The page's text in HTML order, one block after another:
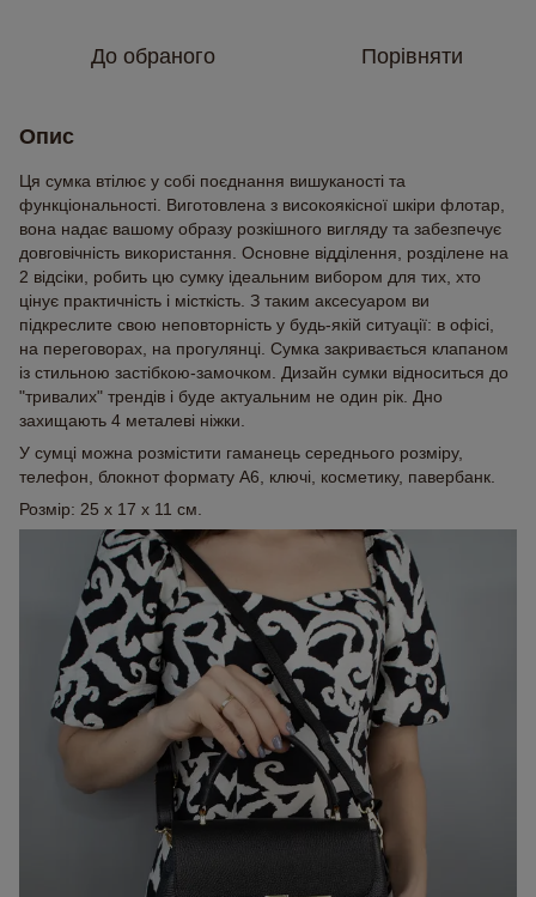
До обраного Порівняти
Опис
Ця сумка втілює у собі поєднання вишуканості та
функціональності. Виготовлена з високоякісної шкіри флотар,
вона надає вашому образу розкішного вигляду та забезпечує
довговічність використання. Основне відділення, розділене на
2 відсіки, робить цю сумку ідеальним вибором для тих, хто
цінує практичність і місткість. З таким аксесуаром ви
підкреслите свою неповторність у будь-якій ситуації: в офісі,
на переговорах, на прогулянці. Сумка закривається клапаном
із стильною застібкою-замочком. Дизайн сумки відноситься до
"тривалих" трендів і буде актуальним не один рік. Дно
захищають 4 металеві ніжки.
У сумці можна розмістити гаманець середнього розміру,
телефон, блокнот формату А6, ключі, косметику, павербанк.
Розмір: 25 x 17 x 11 см.